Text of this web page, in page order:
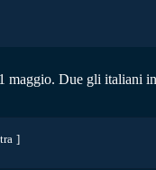
maggio. Due gli italiani